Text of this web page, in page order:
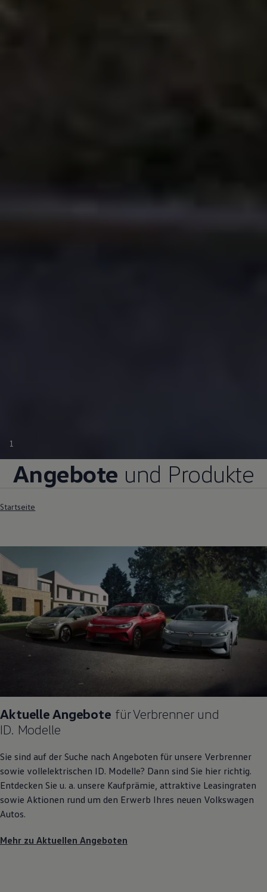
1
Angebote und Produkte
Startseite
Aktuelle Angebote für Verbrenner und
ID. Modelle
Sie sind auf der Suche nach Angeboten für unsere Verbrenner
sowie vollelektrischen ID. Modelle? Dann sind Sie hier richtig.
Entdecken Sie u. a. unsere Kaufprämie, attraktive Leasingraten
sowie Aktionen rund um den Erwerb Ihres neuen Volkswagen
Autos.
Mehr zu Aktuellen Angeboten